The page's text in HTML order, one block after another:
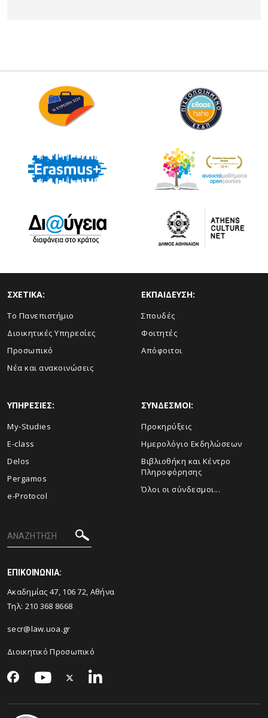
ΣΧΕΤΙΚΑ:
Το Πανεπιστήμιο
Διοικητικές Υπηρεσίες
Προσωπικό
Νέα και ανακοινώσεις
ΕΚΠΑΙΔΕΥΣΗ:
Σπουδές
Φοιτητές
Απόφοιτοι
ΥΠΗΡΕΣΙΕΣ:
My-Studies
E-class
Delos
Pergamos
e-Protocol
ΣΥΝΔΕΣΜΟΙ:
Προκηρύξεις
Ημερολόγιο Εκδηλώσεων
Βιβλιοθήκη και Κέντρο
Πληροφόρησης
Όλοι οι σύνδεσμοι...
ΕΠΙΚΟΙΝΩΝΙΑ:
Ακαδημίας 47, 106 72, Αθήνα
Τηλ: 210 368 8668
secr@law.uoa.gr
Διοικητικό Προσωπικό